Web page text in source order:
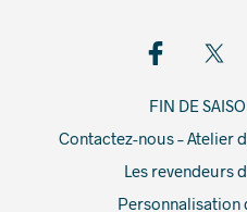
FIN DE
Contactez-nous – Atelier
Les revendeurs